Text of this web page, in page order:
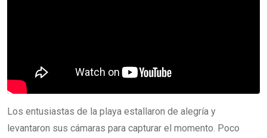
Los entusiastas de la playa estallaron de alegría y
levantaron sus cámaras para capturar el momento. Poco